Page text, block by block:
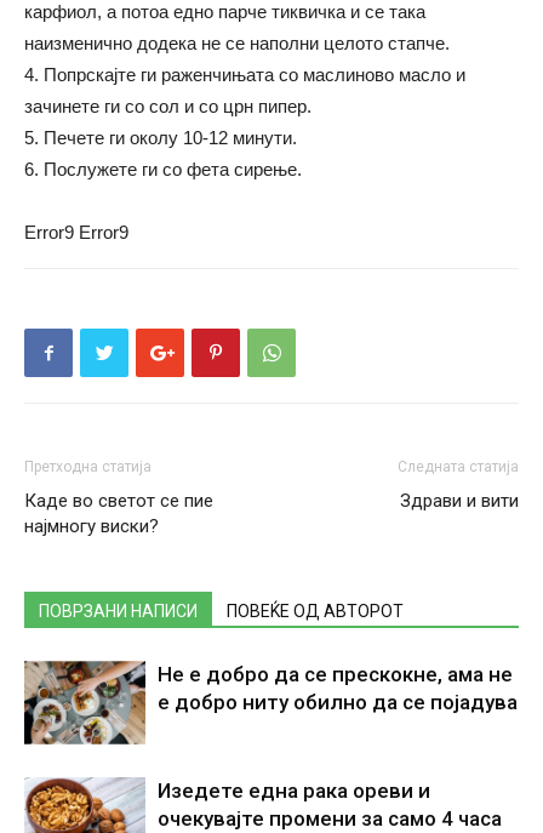
карфиол, а потоа едно парче тиквичка и се така
наизменично додека не се наполни целото стапче.
4. Попрскајте ги раженчињата со маслиново масло и
зачинете ги со сол и со црн пипер.
5. Печете ги околу 10-12 минути.
6. Послужете ги со фета сирење.
Error9 Error9
Претходна статија
Каде во светот се пие
најмногу виски?
Следната статија
Здрави и вити
ПОВРЗАНИ НАПИСИ ПОВЕЌЕ ОД АВТОРОТ
Не е добро да се прескокне, ама не
е добро ниту обилно да се појадува
Изедете една рака ореви и
очекувајте промени за само 4 часа